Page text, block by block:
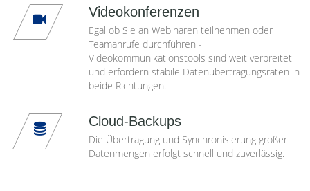
Videokonferenzen
Egal ob Sie an Webinaren teilnehmen oder
Teamanrufe durchführen -
Videokommunikationstools sind weit verbreitet
und erfordern stabile Datenübertragungsraten in
beide Richtungen.
Cloud-Backups
Die Übertragung und Synchronisierung großer
Datenmengen erfolgt schnell und zuverlässig.